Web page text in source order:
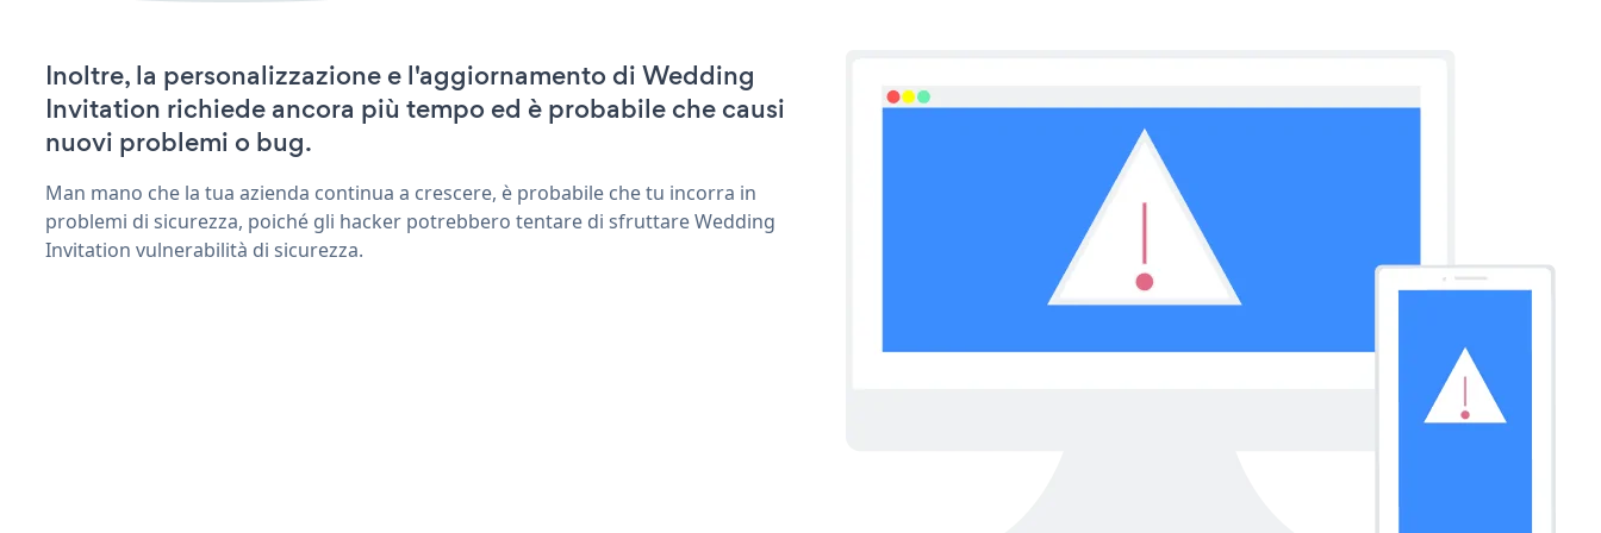
Inoltre, la personalizzazione e l'aggiornamento di Wedding
Invitation richiede ancora più tempo ed è probabile che causi
nuovi problemi o bug.
Man mano che la tua azienda continua a crescere, è probabile che tu incorra in
problemi di sicurezza, poiché gli hacker potrebbero tentare di sfruttare Wedding
Invitation vulnerabilità di sicurezza.